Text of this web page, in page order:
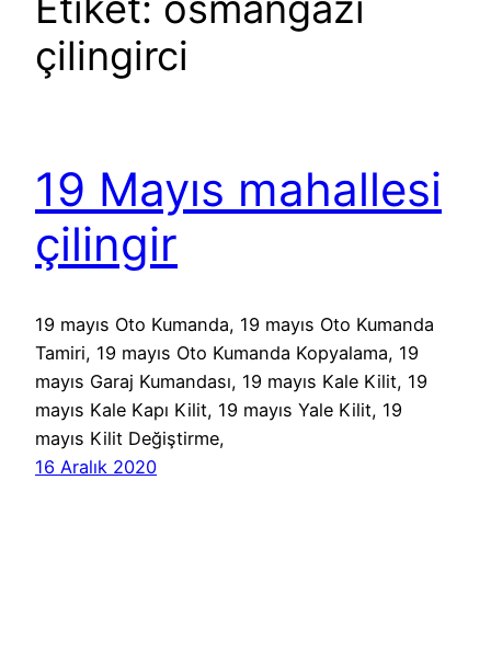
çilingirci
19 Mayıs mahallesi
çilingir
19 mayıs Oto Kumanda, 19 mayıs Oto Kumanda
Tamiri, 19 mayıs Oto Kumanda Kopyalama, 19
mayıs Garaj Kumandası, 19 mayıs Kale Kilit, 19
mayıs Kale Kapı Kilit, 19 mayıs Yale Kilit, 19
mayıs Kilit Değiştirme,
16 Aralık 2020